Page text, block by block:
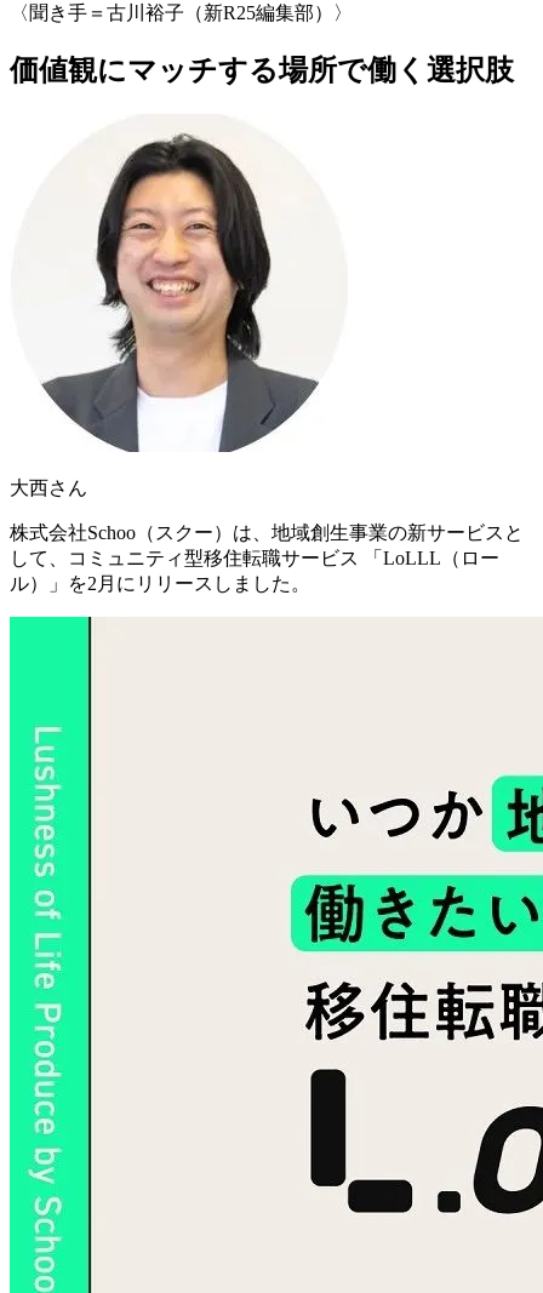
〈聞き手＝古川裕子（新R25編集部）〉
価値観にマッチする場所で働く選択肢
大西さん
株式会社Schoo（スクー）は、地域創生事業の新サービスと
して、コミュニティ型移住転職サービス
「 LoLLL（ロー
ル）
」 を2月にリリースしました。